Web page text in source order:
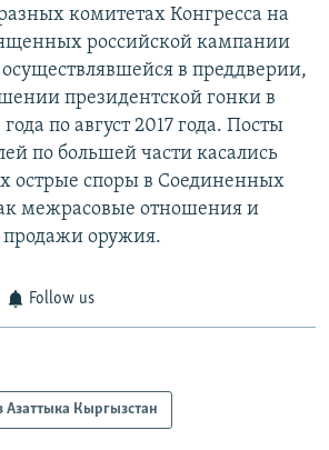
комитетах Конгресса на
российской кампании
в преддверии,
президентской гонки в
по август 2017 года. Посты
по большей части касались
острые споры в Соединенных
межрасовые отношения и
продажи оружия.
Follow us
Азаттыка Кыргызстан